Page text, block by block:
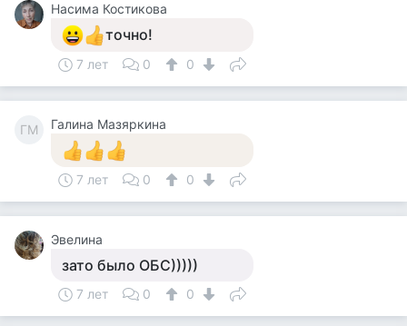
Насима Костикова
точно!
7 лет 0 0
ГМ Галина Мазяркина
7 лет 0 0
Эвелина
зато было ОБС)))))
7 лет 0 0